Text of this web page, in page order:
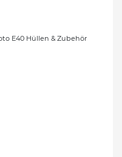
E40 Hüllen & Zubehör